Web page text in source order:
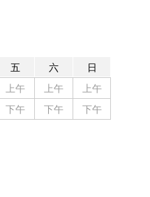
五 六
日
上午 上午
上午
下午 下午 下午